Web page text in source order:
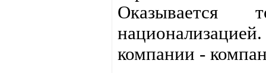
компании -